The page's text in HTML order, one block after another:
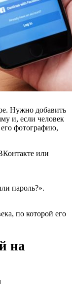
Нужно добавить
и, если человек
фотографию,
или
пароль?».
по которой его
на